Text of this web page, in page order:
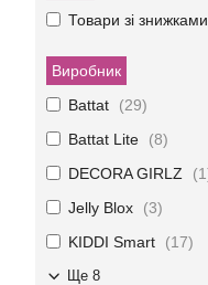
Товари зі знижками
Виробник
Battat
29
Battat Lite
8
DECORA GIRLZ
1
Jelly Blox
3
KIDDI Smart
17
Ще 8